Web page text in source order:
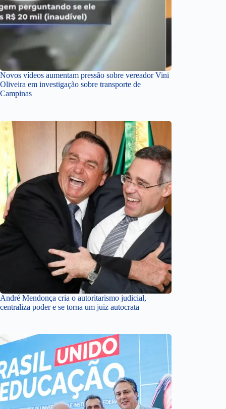
Novos vídeos aumentam pressão sobre vereador Vini
Oliveira em investigação sobre transporte de
Campinas
André Mendonça cria o autoritarismo judicial,
centraliza poder e se torna um juiz autocrata